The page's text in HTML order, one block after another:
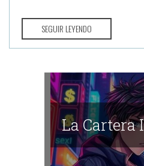
SEGUIR LEYENDO
La Cartera